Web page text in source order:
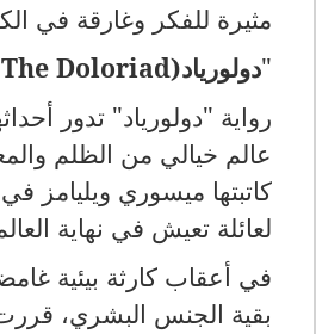
مثيرة للفكر وغارقة في
"دولوريادDoloriad)
رواية "دولورياد" تدور
عالم خيالي من الظلم
كاتبتها ميسوري ويليامز
لعائلة تعيش في نهاية
في أعقاب كارثة بيئية
بقية الجنس البشري،